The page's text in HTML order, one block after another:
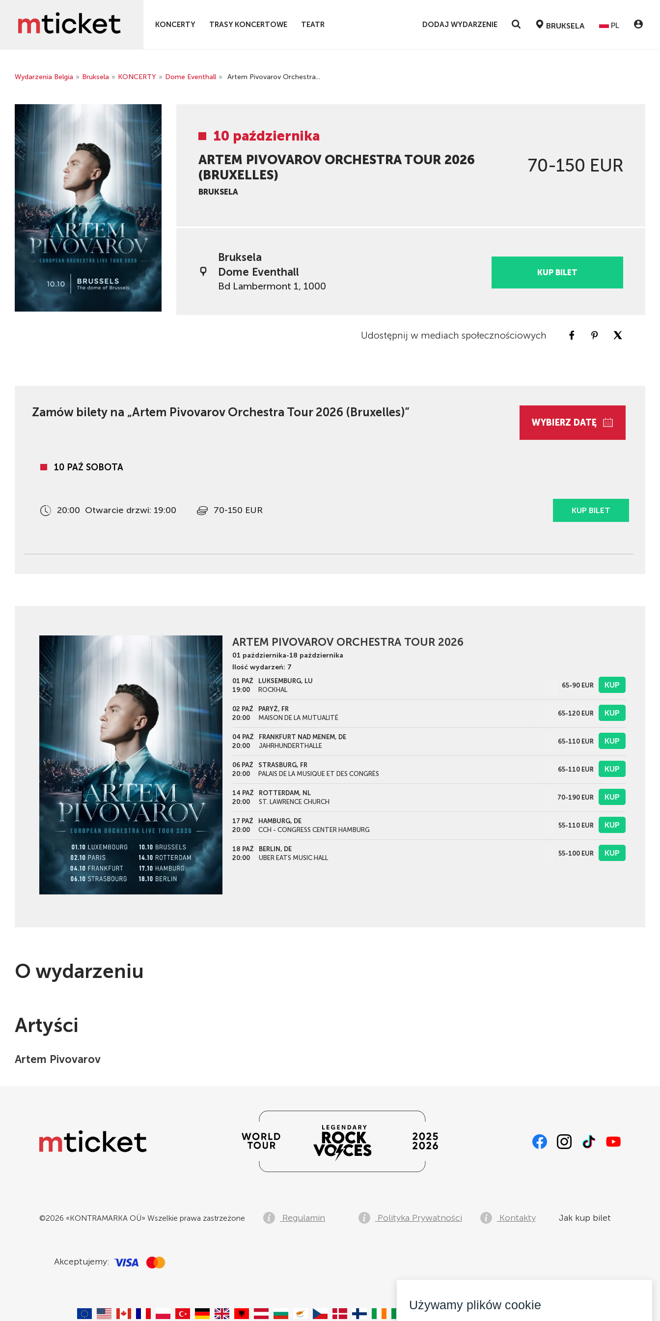
KONCERTY TRASY KONCERTOWE TEATR DODAJ WYDARZENIE BRUKSELA PL
Wydarzenia Belgia » Bruksela » KONCERTY » Dome Eventhall » Artem Pivovarov Orchestra...
10 października
ARTEM PIVOVAROV ORCHESTRA TOUR 2026
(BRUXELLES)
BRUKSELA
70-150 EUR
Bruksela
Dome Eventhall
Bd Lambermont 1, 1000
KUP BILET
Udostępnij w mediach społecznościowych
Zamów bilety na „Artem Pivovarov Orchestra Tour 2026 (Bruxelles)”
WYBIERZ DATĘ
10 PAŹ SOBOTA
20:00 Otwarcie drzwi: 19:00 70-150 EUR KUP BILET
ARTEM PIVOVAROV ORCHESTRA TOUR 2026
01 października-18 października
Ilość wydarzeń: 7
01 PAŹ
19:00
LUKSEMBURG, LU
ROCKHAL
65-90 EUR KUP
02 PAŹ
20:00
PARYŻ, FR
MAISON DE LA MUTUALITÉ
65-120 EUR KUP
04 PAŹ
20:00
FRANKFURT NAD MENEM, DE
JAHRHUNDERTHALLE
65-110 EUR KUP
06 PAŹ
20:00
STRASBURG, FR
PALAIS DE LA MUSIQUE ET DES CONGRÈS
65-110 EUR KUP
14 PAŹ
20:00
ROTTERDAM, NL
ST. LAWRENCE CHURCH
70-190 EUR KUP
17 PAŹ
20:00
HAMBURG, DE
CCH - CONGRESS CENTER HAMBURG
55-110 EUR KUP
18 PAŹ
20:00
BERLIN, DE
UBER EATS MUSIC HALL
55-100 EUR KUP
O wydarzeniu
Artyści
Artem Pivovarov
©2026 «KONTRAMARKA OÜ» Wszelkie prawa zastrzeżone Regulamin Polityka Prywatności Kontakty Jak kup bilet
Akceptujemy:
Używamy plików cookie